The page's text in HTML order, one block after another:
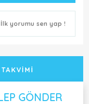
yorumu sen yap !
GÖNDER